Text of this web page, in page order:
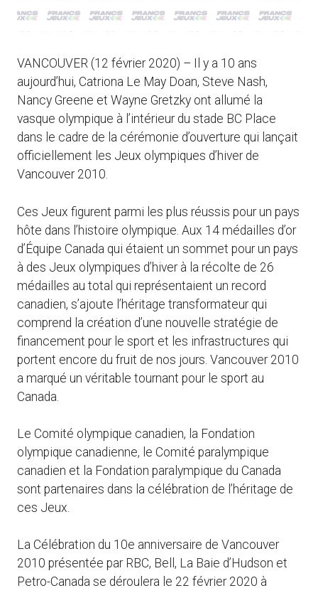
VANCOUVER (12 février 2020) – Il y a 10 ans
aujourd’hui, Catriona Le May Doan, Steve Nash,
Nancy Greene et Wayne Gretzky ont allumé la
vasque olympique à l’intérieur du stade BC Place
dans le cadre de la cérémonie d’ouverture qui lançait
officiellement les Jeux olympiques d’hiver de
Vancouver 2010.
Ces Jeux figurent parmi les plus réussis pour un pays
hôte dans l’histoire olympique. Aux 14 médailles d’or
d’Équipe Canada qui étaient un sommet pour un pays
à des Jeux olympiques d’hiver à la récolte de 26
médailles au total qui représentaient un record
canadien, s’ajoute l’héritage transformateur qui
comprend la création d’une nouvelle stratégie de
financement pour le sport et les infrastructures qui
portent encore du fruit de nos jours. Vancouver 2010
a marqué un véritable tournant pour le sport au
Canada.
Le Comité olympique canadien, la Fondation
olympique canadienne, le Comité paralympique
canadien et la Fondation paralympique du Canada
sont partenaires dans la célébration de l’héritage de
ces Jeux.
La Célébration du 10e anniversaire de Vancouver
2010 présentée par RBC, Bell, La Baie d’Hudson et
Petro-Canada se déroulera le 22 février 2020 à